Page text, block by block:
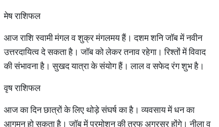
मेष राशिफल
आज राशि स्वामी मंगल व शुक्र मंगलमय हैं। दशम शनि जॉब में नवीन
उत्तरदायित्व दे सकता है। जॉब को लेकर तनाव रहेगा। रिश्तों में विवाद
की संभावना है। सुखद यात्रा के संयोग हैं। लाल व सफेद रंग शुभ है।
वृष राशिफल
आज का दिन छात्रों के लिए थोड़े संघर्ष का है। व्यवसाय में धन का
आगमन हो सकता है। जॉब में प्रमोशन की तरफ अग्रसर होंगे। नीला व